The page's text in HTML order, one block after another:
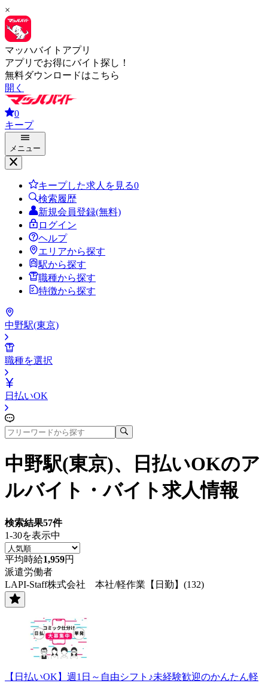
×
マッハバイトアプリ
アプリでお得にバイト探し！
無料ダウンロードはこちら
開く
0
キープ
メニュー
キープした求人を見る0
検索履歴
新規会員登録(無料)
ログイン
ヘルプ
エリアから探す
駅から探す
職種から探す
特徴から探す
中野駅(東京)
職種を選択
日払いOK
中野駅(東京)、日払いOKのア
ルバイト・バイト求人情報
検索結果57件
1-30を表示中
平均時給1,959円
派遣労働者
LAPI-Staff株式会社 本社/軽作業【日勤】(132)
【日払いOK】週1日～自由シフト♪未経験歓迎のかんたん軽